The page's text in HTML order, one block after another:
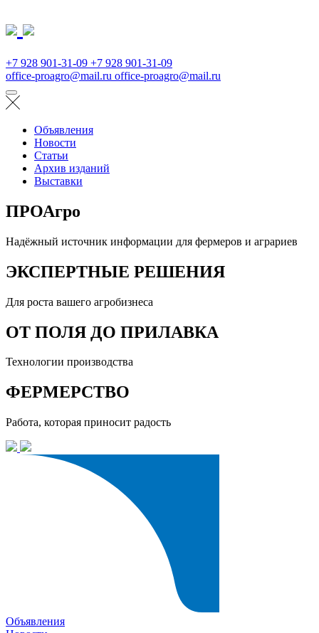
+7 928 901-31-09 +7 928 901-31-09
office-proagro@mail.ru office-proagro@mail.ru
Объявления
Новости
Статьи
Архив изданий
Выставки
ПРОАгро
Надёжный источник информации для фермеров и аграриев
ЭКСПЕРТНЫЕ РЕШЕНИЯ
Для роста вашего агробизнеса
ОТ ПОЛЯ ДО ПРИЛАВКА
Технологии производства
ФЕРМЕРСТВО
Работа, которая приносит радость
Объявления